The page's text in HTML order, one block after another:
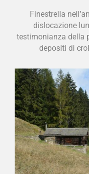
Finestrella
dislocazione
testimonianza della
depositi di